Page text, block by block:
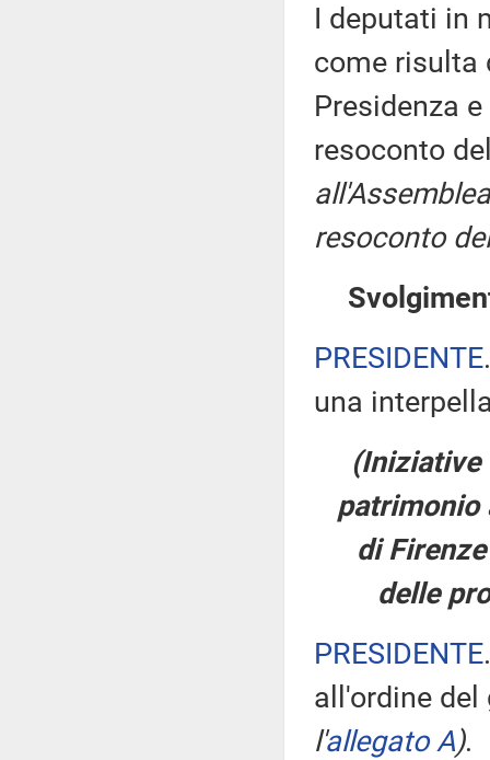
I deputati in
come risulta
Presidenza
resoconto
resoconto
PRESIDENTE
una
(Iniziative
patrimonio
di
delle
PRESIDENTE
all'ordine
l'allegato A).